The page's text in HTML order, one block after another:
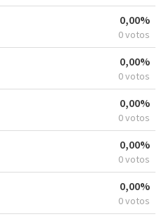
0,00%
0 votos
0,00%
0 votos
0,00%
0 votos
0,00%
0 votos
0,00%
0 votos